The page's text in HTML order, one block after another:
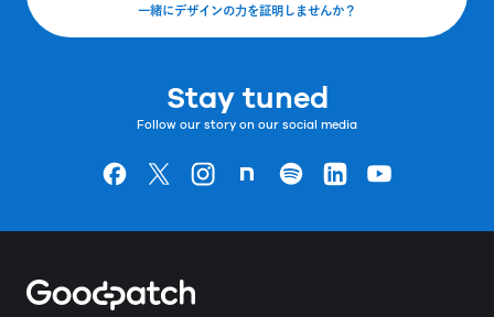
一緒にデザインの力を証明しませんか？
Stay tuned
Follow our story on our social media
Goodpatchの
ページ
Goodpatchの
ページ
Goodpatchの
ページGoodpatchの
ページ
Goodpatchの
ページ
Goodpatchの
ページ
Goodpatchの